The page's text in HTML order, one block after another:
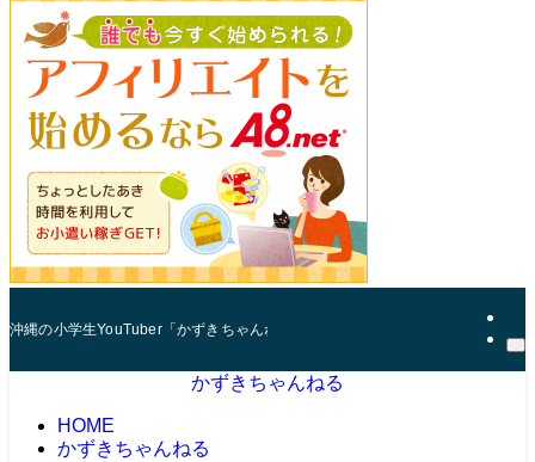
沖縄の小学生YouTuber「かずきちゃんねる」。 マインクラフト（マイクラ）
かずきちゃんねる
HOME
かずきちゃんねる